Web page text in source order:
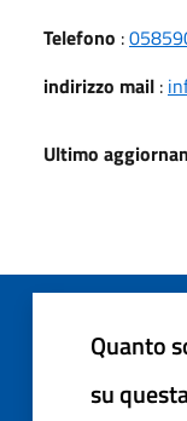
Telefono :
indirizzo mail :
Ultimo
Quanto
su